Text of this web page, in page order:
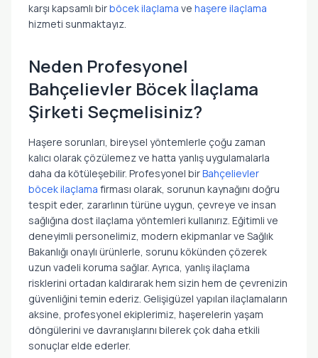
karşı kapsamlı birböcek ilaçlama ve haşere ilaçlama
hizmeti sunmaktayız.
Neden Profesyonel
Bahçelievler Böcek İlaçlama
Şirketi Seçmelisiniz?
Haşere sorunları, bireysel yöntemlerle çoğu zaman
kalıcı olarak çözülemez ve hatta yanlış uygulamalarla
daha da kötüleşebilir. Profesyonel birBahçelievler
böcek ilaçlama firması olarak, sorunun kaynağını doğru
tespit eder, zararlının türüne uygun, çevreye ve insan
sağlığına dost ilaçlama yöntemleri kullanırız. Eğitimli ve
deneyimli personelimiz, modern ekipmanlar ve Sağlık
Bakanlığı onaylı ürünlerle, sorunu kökünden çözerek
uzun vadeli koruma sağlar. Ayrıca, yanlış ilaçlama
risklerini ortadan kaldırarak hem sizin hem de çevrenizin
güvenliğini temin ederiz. Gelişigüzel yapılan ilaçlamaların
aksine, profesyonel ekiplerimiz, haşerelerin yaşam
döngülerini ve davranışlarını bilerek çok daha etkili
sonuçlar elde ederler.